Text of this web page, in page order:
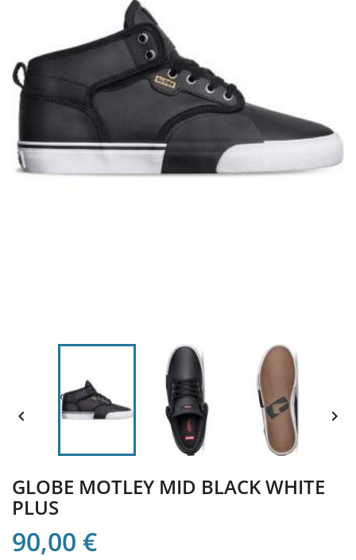
 
GLOBE MOTLEY MID BLACK WHITE
PLUS
90,00 €